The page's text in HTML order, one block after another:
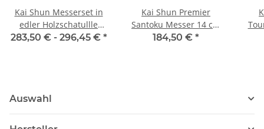
Kai Shun Messerset in
edler Holzschatullle
(inkl. DM-0701 + DM-
283,50 € - 296,45 € *
Kai Shun Premier
Santoku Messer 14 cm
Tim Mälzer Edition
184,50 € *
Auswahl